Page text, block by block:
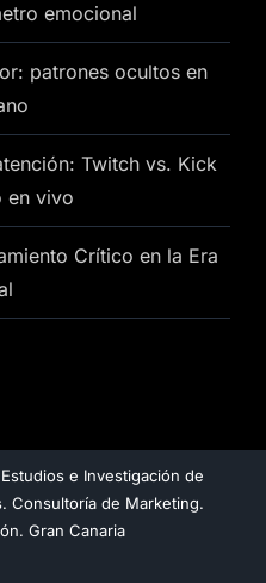
emocional
patrones ocultos en
Twitch vs. Kick
en vivo
Crítico en la Era
e Investigación de
Consultoría de Marketing.
Gran Canaria